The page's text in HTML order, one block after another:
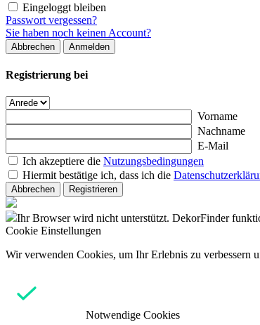
Eingeloggt bleiben
Passwort vergessen?
Sie haben noch keinen Account?
Abbrechen Anmelden
Registrierung bei
Vorname
Nachname
E-Mail
Ich akzeptiere die Nutzungsbedingungen
Hiermit bestätige ich, dass ich die
Abbrechen Registrieren
Ihr Browser wird nicht unterstützt. DekorFinder
Cookie Einstellungen
Wir verwenden Cookies, um Ihr Erlebnis zu verbessern
Notwendige Cookies